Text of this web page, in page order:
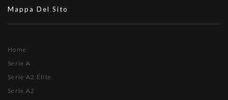
Mappa Del Sito
Home
Serie A
Serie A2 Élite
Serie A2